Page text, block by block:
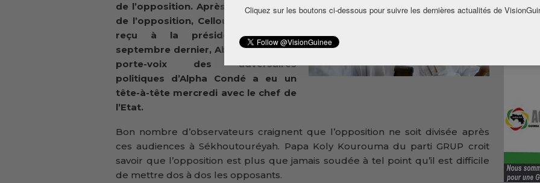
de l’opposition. Après le chef de file
de l’opposition, Cellou Dalein Diallo,
reçu à la présidence le 1er
septembre dernier, Aboubacar Sylla,
porte-voix des adversaires
politiques d’Alpha Condé a eu un
tête-à-tête mercredi avec le chef de
l’Etat.
Bon nombre d’observateurs craignent que l’opposition ne soit divisée après
ces audiences à Sékhoutouréyah. Papa Koly Kourouma du parti GRUP croit
savoir que l’opposition est plus que jamais soudée à tel point qu’il est difficile
de mettre dos à dos les opposants.
Cliquez sur les boutons ci-dessous pour suivre les dernières actualités de